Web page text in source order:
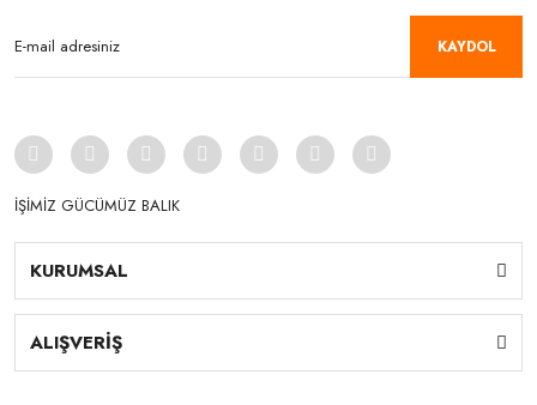
KAYDOL
İŞİMİZ GÜCÜMÜZ BALIK
KURUMSAL
ALIŞVERİŞ